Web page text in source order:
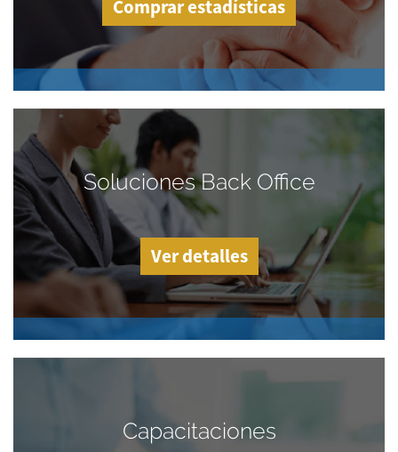
Comprar estadísticas
Soluciones Back Office
Ver detalles
Capacitaciones